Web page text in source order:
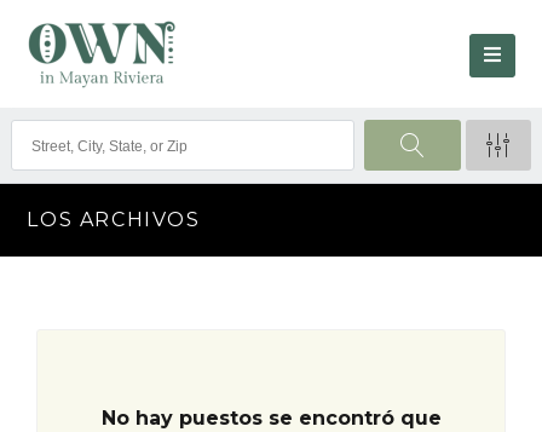
LOS ARCHIVOS
No hay puestos se encontró que